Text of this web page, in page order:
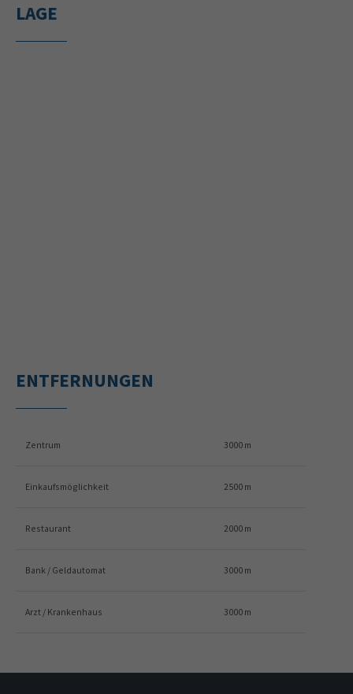
LAGE
ENTFERNUNGEN
Zentrum 3000 m
Einkaufsmöglichkeit 2500 m
Restaurant 2000 m
Bank / Geldautomat 3000 m
Arzt / Krankenhaus 3000 m